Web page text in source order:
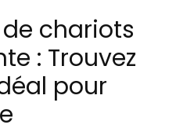
chariots
: Trouvez
pour